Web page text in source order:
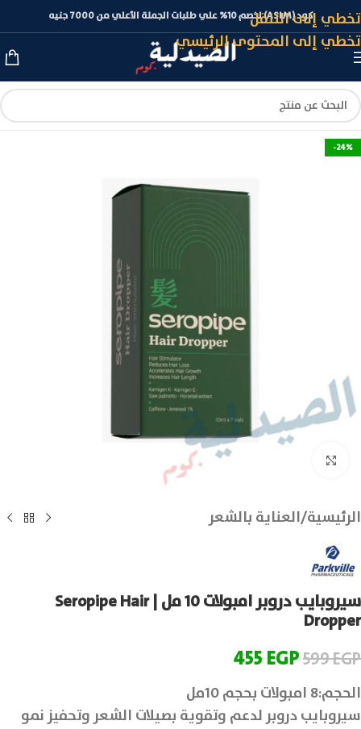
تخطي إلى التنقل
تخطي إلى المحتوى الرئيسي
كود (ASLM) لخصم 10% علي طلبات الجملة الأعلي من 7000 جنيه
-24%
الرئيسية/العناية بالشعر
سيروبايب دروبر امبولات 10 مل | Seropipe Hair
Dropper
599EGP
455EGP
الحجم:8 امبولات بحجم 10مل
سيروبايب دروبر لدعم وتقوية بصيلات الشعر وتحفيز نمو